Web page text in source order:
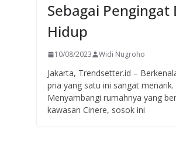
Sebagai Pengingat
Hidup
10/08/2023 Widi Nugroho
Jakarta, Trendsetter.id –
pria yang satu ini sangat menarik.
Menyambangi rumahnya yang
kawasan Cinere, sosok ini